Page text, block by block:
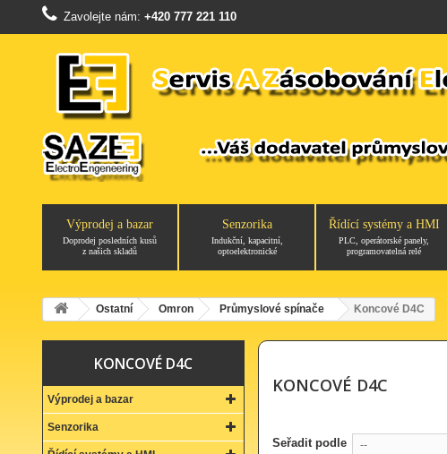
Zavolejte nám: +420 777 221 110
Výprodej a bazar
Doprodej posledních kusů
z našich skladů
Senzorika
Indukční, kapacitní,
optoelektronické
Řídící systémy a HMI
PLC, operátorské panely,
programovatelná relé
Ostatní Omron Průmyslové spínače Koncové D4C
KONCOVÉ D4C
Výprodej a bazar
Senzorika
KONCOVÉ D4C
Seřadit podle --